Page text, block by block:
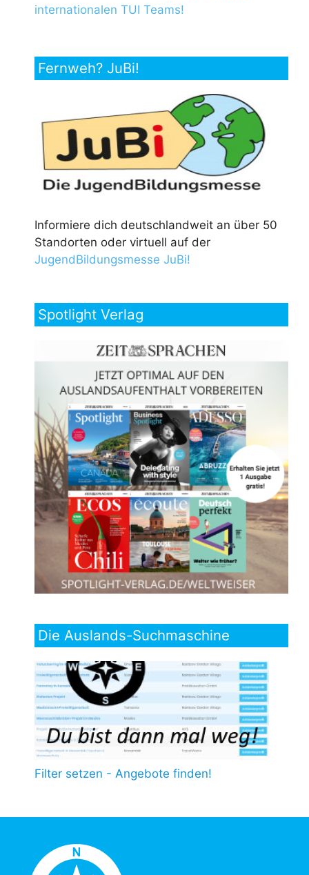
internationalen TUI Teams!
Fernweh? JuBi!
Informiere dich deutschlandweit an über 50
Standorten oder virtuell auf der
JugendBildungsmesse JuBi!
Spotlight Verlag
Die Auslands-Suchmaschine
Filter setzen - Angebote finden!